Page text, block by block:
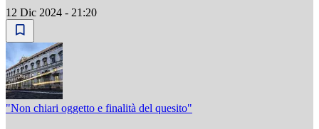
12 Dic 2024 - 21:20
"Non chiari oggetto e finalità del quesito"